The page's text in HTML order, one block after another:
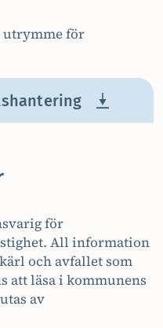
för
för
All information
och avfallet som
att läsa i kommunens
av